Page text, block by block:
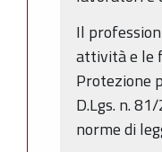
Il
attività e le
Protezione
D.Lgs. n.
norme di